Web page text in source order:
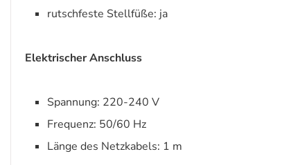
rutschfeste Stellfüße: ja
Elektrischer Anschluss
Spannung: 220-240 V
Frequenz: 50/60 Hz
Länge des Netzkabels: 1 m